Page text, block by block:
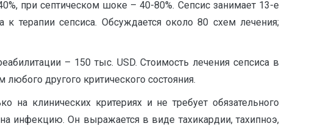
при септическом шоке – 40-80%. Сепсис занимает 13-е
сепсиса. Обсуждается около 80 схем лечения;
– 150 тыс. USD. Стоимость лечения сепсиса в
другого критического состояния.
на клинических критериях и не требует обязательного
инфекцию. Он выражается в виде тахикардии, тахипноэ,